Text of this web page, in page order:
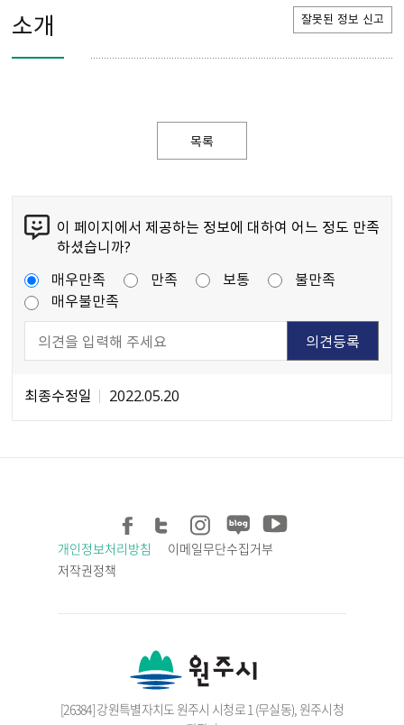
소개 잘못된 정보 신고
목록
이 페이지에서 제공하는 정보에 대하여 어느 정도 만족
하셨습니까?
매우만족
만족 보통
불만족
매우불만족
최종수정일 2022.05.20
개인정보처리방침
이메일무단수집거부
저작권정책
[26384] 강원특별자치도 원주시 시청로 1 (무실동), 원주시청